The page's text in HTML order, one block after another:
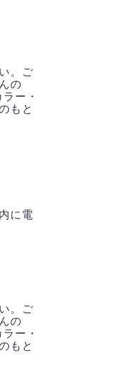
。ご
の
ー・
もと
に電
。ご
の
ー・
もと